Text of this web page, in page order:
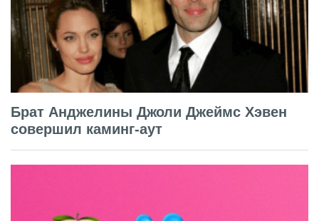
Брат Анджелины Джоли Джеймс Хэвен
совершил каминг-аут